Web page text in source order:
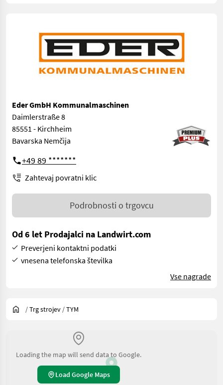
Eder GmbH Kommunalmaschinen
Daimlerstraße 8
85551 - Kirchheim
Bavarska Nemčija
+49 89 *******
Zahtevaj povratni klic
Podrobnosti o trgovcu
Od 6 let Prodajalci na Landwirt.com
Preverjeni kontaktni podatki
vnesena telefonska številka
Vse nagrade
/Trg strojev /TYM
Loading the map will send data to Google.
Load Google Maps